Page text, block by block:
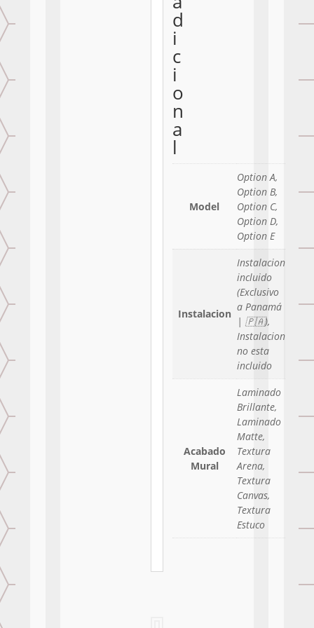
d
i
c
i
o
n
a
l
Model
Option A,
Option B,
Option C,
Option D,
Option E
Instalacion
Instalacion
incluido
(Exclusivo
a Panamá
| 🇵🇦),
Instalacion
no esta
incluido
Acabado
Mural
Laminado
Brillante,
Laminado
Matte,
Textura
Arena,
Textura
Canvas,
Textura
Estuco